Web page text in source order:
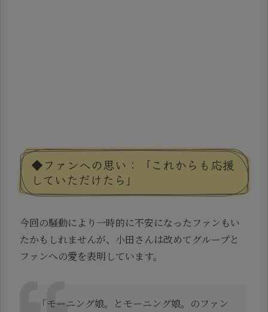
◆ファンへの思い：「これからも応援
していただけたら」
今回の騒動により一時的に不安になったファンもい
たかもしれませんが、小田さんは改めてグループと
ファンへの愛を表明しています。
「モーニング娘。とモーニング娘。のファン